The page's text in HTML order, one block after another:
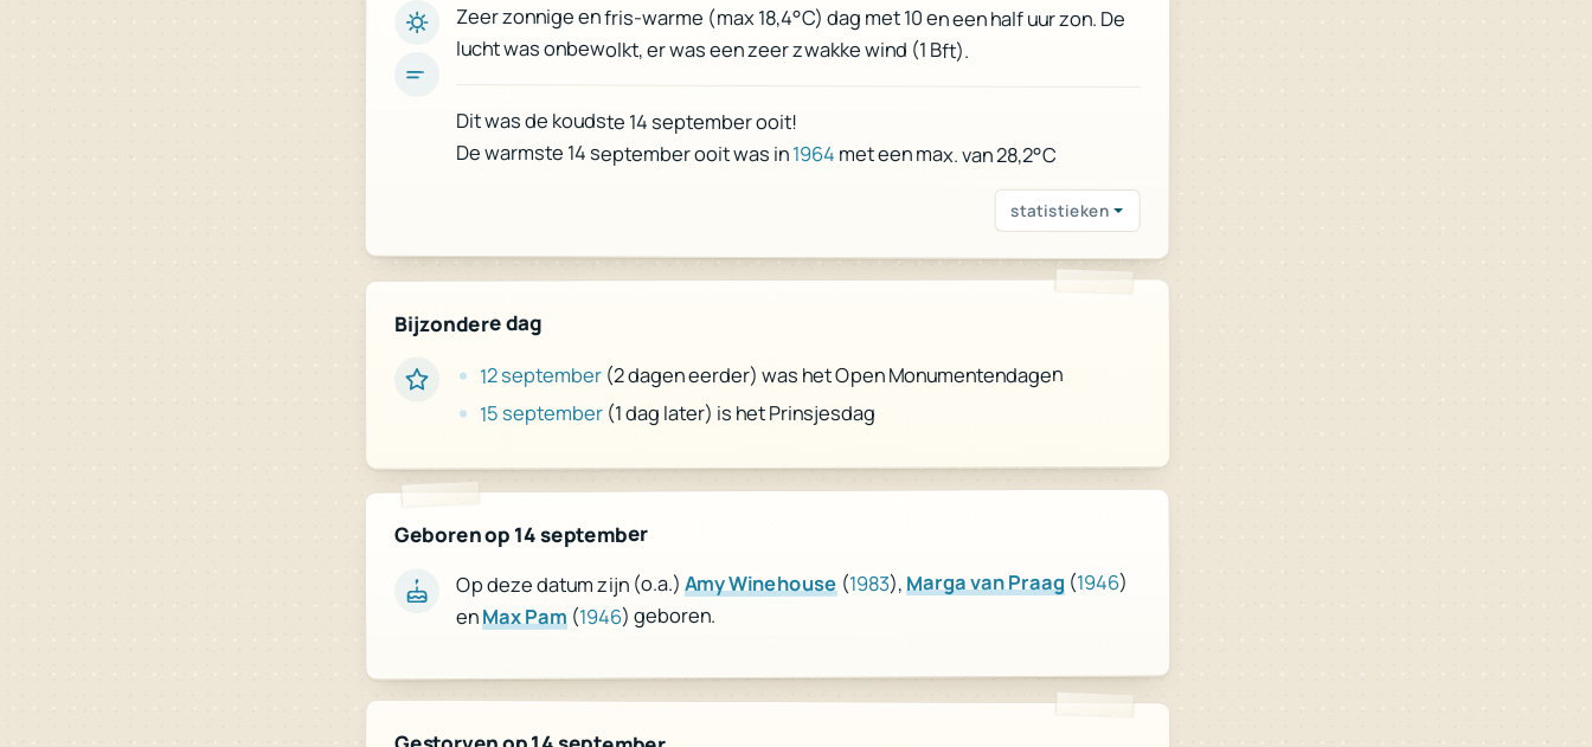
Zeer zonnige en fris-warme (max 18,4°C) dag met 10 en een half uur zon. De
lucht was onbewolkt, er was een zeer zwakke wind (1 Bft).
Dit was de koudste 14 september ooit!
De warmste 14 september ooit was in1964 met een max. van 28,2°C
statistieken
Bijzondere dag
12 september(2 dagen eerder) was het Open Monumentendagen
15 september (1 dag later) is het Prinsjesdag
Geboren op 14 september
Op deze datum zijn (o.a.)Amy Winehouse (1983),Marga van Praag (1946)
enMax Pam (1946) geboren.